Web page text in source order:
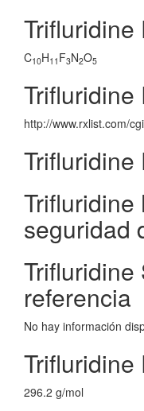
Trifluridine
C10H11 F3N2O5
Trifluridine
http://www.rxlist.com/
Trifluridine
Trifluridine
seguridad
Trifluridine
referencia
No hay información
296.2 g/mol